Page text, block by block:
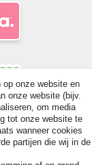
detail
onze website en
onze website (bijv.
om media
tot onze website te
wanneer cookies
partijen die wij in de